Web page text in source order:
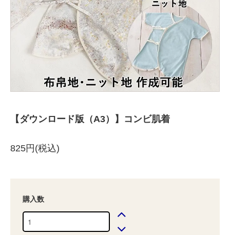
【ダウンロード版（A3）】コンビ肌着
825円(税込)
購入数